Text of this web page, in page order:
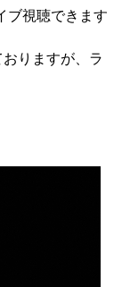
ブ視聴できます
りますが、ラ